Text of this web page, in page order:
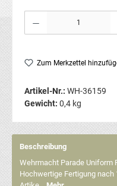
Zum Merkzettel
Artikel-Nr.: WH-36159
Gewicht: 0,4 kg
Beschreibung
Wehrmacht Parade Uniform
Hochwertige Fertigung nach